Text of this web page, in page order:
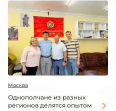
Москва
Однополчане из разных
регионов делятся опытом